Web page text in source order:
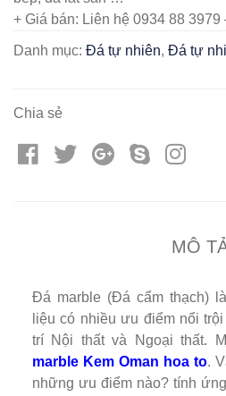
+ Giá bán: Liên hệ 0934 88 3979
Danh mục: Đá tự nhiên, Đá tự
Chia sẻ
MÔ
Đá marble (Đá cẩm thạch)
liệu có nhiều ưu điểm nổi
trí Nội thất và Ngoại thất.
marble Kem Oman hoa to.
những ưu điểm nào? tính